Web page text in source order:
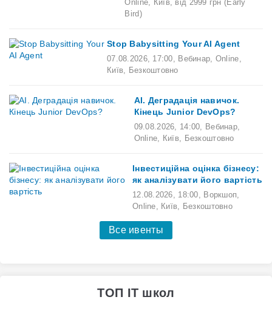
Online, Київ, від 2999 грн (Early
Bird)
Stop Babysitting Your AI Agent
07.08.2026, 17:00, Вебинар, Online,
Київ, Безкоштовно
AI. Деградація навичок.
Кінець Junior DevOps?
09.08.2026, 14:00, Вебинар,
Online, Київ, Безкоштовно
Інвестиційна оцінка бізнесу:
як аналізувати його вартість
12.08.2026, 18:00, Воркшоп,
Online, Київ, Безкоштовно
Все ивенты
ТОП IT школ